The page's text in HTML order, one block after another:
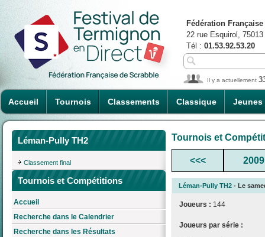
Accueil Tournois Classements Classique Jeunes
Fédération
22 rue Esquirol,
Tél : 01.53.92.53.20
Il y a actuellement
Léman-Pully TH2
Classement final
Tournois et Compétitions
Accueil
Recherche dans le Calendrier
Recherche dans les Résultats
Tournois et
<<< 2009
Léman-Pully TH2 - Le
Joueurs : 144
Joueurs par série :